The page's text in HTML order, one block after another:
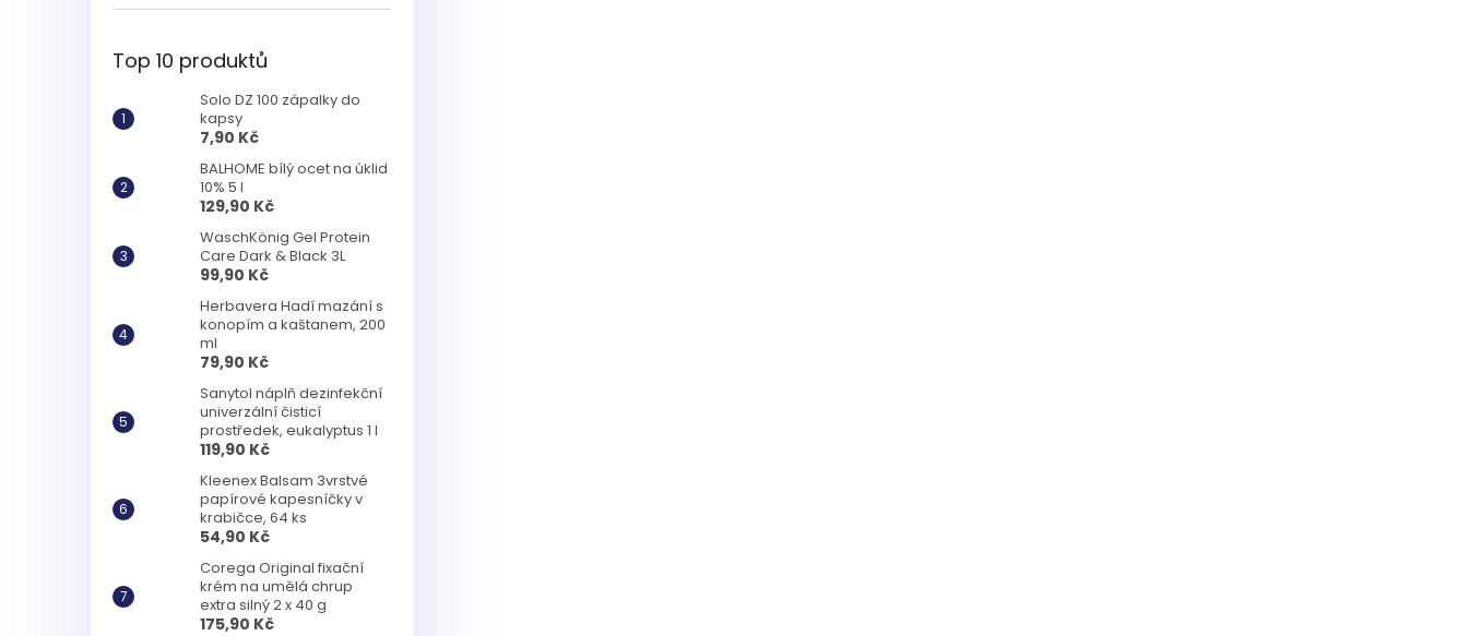
Top 10 produktů
Solo DZ 100 zápalky do
kapsy
7,90 Kč
BALHOME bílý ocet na úklid
10% 5 l
129,90 Kč
WaschKönig Gel Protein
Care Dark & Black 3L
99,90 Kč
Herbavera Hadí mazání s
konopím a kaštanem, 200
ml
79,90 Kč
Sanytol náplň dezinfekční
univerzální čisticí
prostředek, eukalyptus 1 l
119,90 Kč
Kleenex Balsam 3vrstvé
papírové kapesníčky v
krabičce, 64 ks
54,90 Kč
Corega Original fixační
krém na umělá chrup
extra silný 2 x 40 g
175,90 Kč